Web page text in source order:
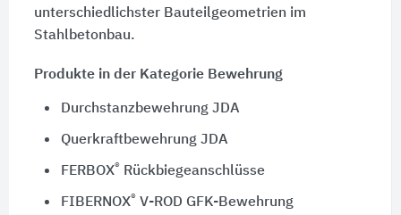
unterschiedlichster Bauteilgeometrien im
Stahlbetonbau.
Produkte in der Kategorie Bewehrung
Durchstanzbewehrung JDA
Querkraftbewehrung JDA
FERBOX® Rückbiegeanschlüsse
FIBERNOX® V-ROD GFK-Bewehrung